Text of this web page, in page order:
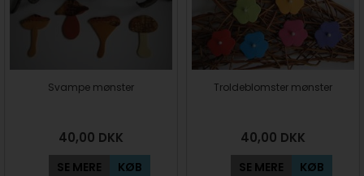
Svampe mønster
40,00 DKK
SE MERE KØB
Troldeblomster mønster
40,00 DKK
SE MERE KØB